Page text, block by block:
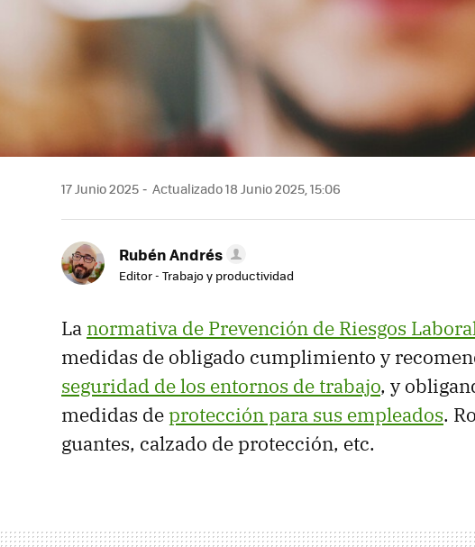
17 Junio 2025 Actualizado 18 Junio 2025, 15:06
Rubén Andrés
Editor - Trabajo y productividad
La normativa de Prevención de Riesgos
medidas de obligado cumplimiento y
seguridad de los entornos de trabajo, y
medidas deprotección para sus empleados.
guantes, calzado de protección, etc.